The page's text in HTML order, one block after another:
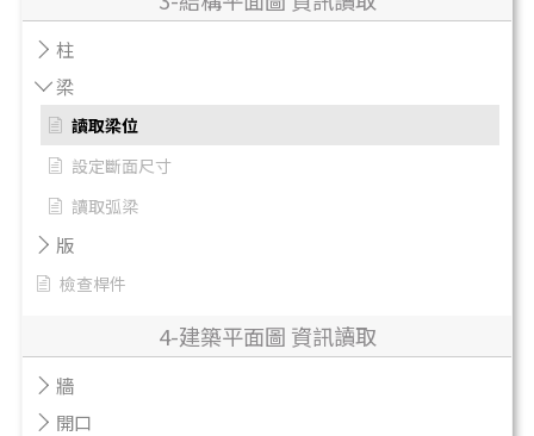
柱
梁
讀取梁位
設定斷面尺寸
讀取弧梁
版
檢查桿件
4-建築平面圖 資訊讀取
牆
開口